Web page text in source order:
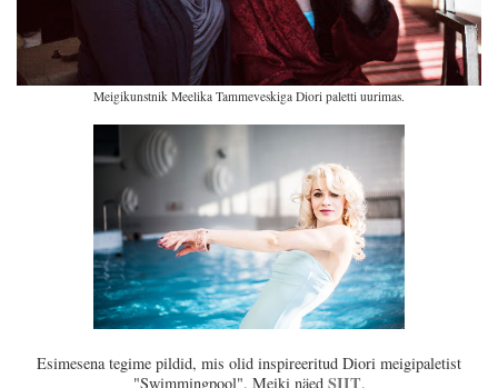
Meigikunstnik Meelika Tammeveskiga Diori paletti uurimas.
Esimesena tegime pildid, mis olid inspireeritud Diori meigipaletist
"Swimmingpool". Meiki näed SIIT.